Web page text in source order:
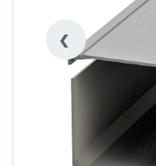
‹